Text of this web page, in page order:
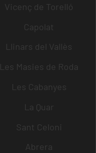
Vicenç de Torelló
Capolat
Llinars del Vallès
Les Masies de Roda
Les Cabanyes
La Quar
Sant Celoni
Abrera